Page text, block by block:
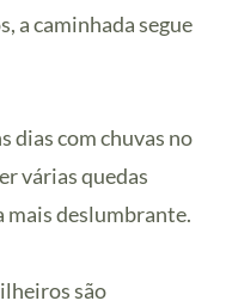
a caminhada segue
dias com chuvas no
várias quedas
mais deslumbrante.
são